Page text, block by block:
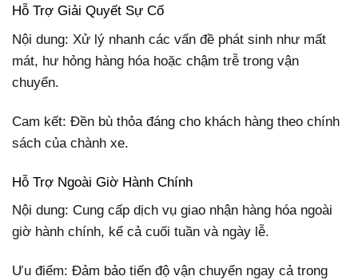
Hỗ Trợ Giải Quyết Sự Cố
Nội dung: Xử lý nhanh các vấn đề phát sinh như mất
mát, hư hỏng hàng hóa hoặc chậm trễ trong vận
chuyển.
Cam kết: Đền bù thỏa đáng cho khách hàng theo chính
sách của chành xe.
Hỗ Trợ Ngoài Giờ Hành Chính
Nội dung: Cung cấp dịch vụ giao nhận hàng hóa ngoài
giờ hành chính, kể cả cuối tuần và ngày lễ.
Ưu điểm: Đảm bảo tiến độ vận chuyển ngay cả trong